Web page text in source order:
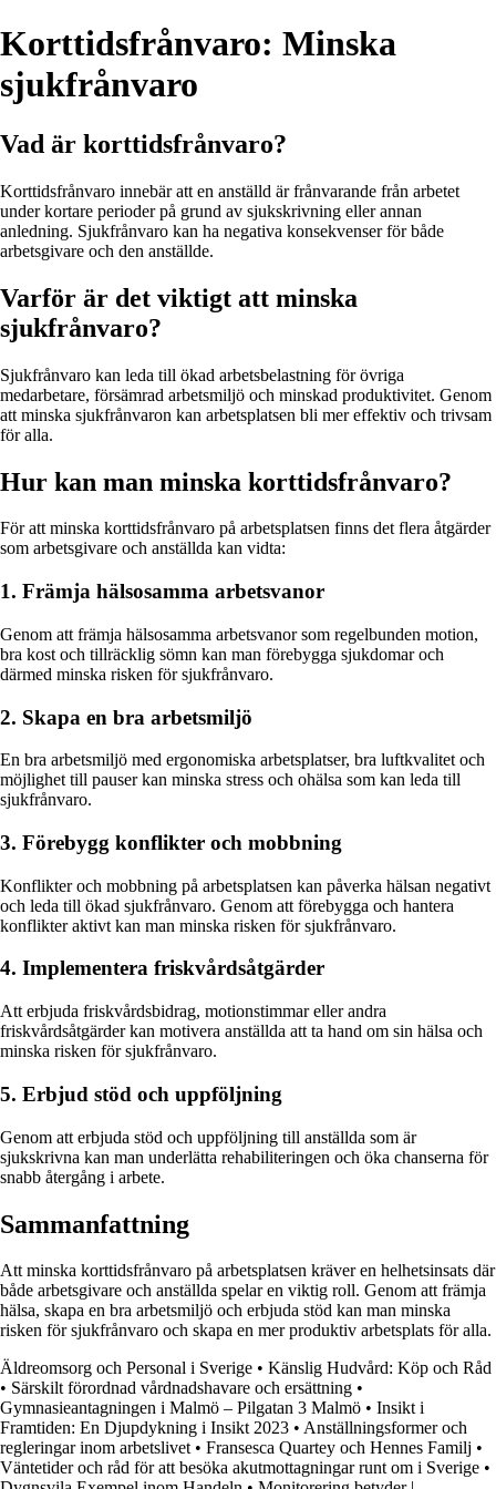
Korttidsfrånvaro: Minska
sjukfrånvaro
Vad är korttidsfrånvaro?
Korttidsfrånvaro innebär att en anställd är frånvarande från arbetet
under kortare perioder på grund av sjukskrivning eller annan
anledning. Sjukfrånvaro kan ha negativa konsekvenser för både
arbetsgivare och den anställde.
Varför är det viktigt att minska
sjukfrånvaro?
Sjukfrånvaro kan leda till ökad arbetsbelastning för övriga
medarbetare, försämrad arbetsmiljö och minskad produktivitet. Genom
att minska sjukfrånvaron kan arbetsplatsen bli mer effektiv och trivsam
för alla.
Hur kan man minska korttidsfrånvaro?
För att minska korttidsfrånvaro på arbetsplatsen finns det flera åtgärder
som arbetsgivare och anställda kan vidta:
1. Främja hälsosamma arbetsvanor
Genom att främja hälsosamma arbetsvanor som regelbunden motion,
bra kost och tillräcklig sömn kan man förebygga sjukdomar och
därmed minska risken för sjukfrånvaro.
2. Skapa en bra arbetsmiljö
En bra arbetsmiljö med ergonomiska arbetsplatser, bra luftkvalitet och
möjlighet till pauser kan minska stress och ohälsa som kan leda till
sjukfrånvaro.
3. Förebygg konflikter och mobbning
Konflikter och mobbning på arbetsplatsen kan påverka hälsan negativt
och leda till ökad sjukfrånvaro. Genom att förebygga och hantera
konflikter aktivt kan man minska risken för sjukfrånvaro.
4. Implementera friskvårdsåtgärder
Att erbjuda friskvårdsbidrag, motionstimmar eller andra
friskvårdsåtgärder kan motivera anställda att ta hand om sin hälsa och
minska risken för sjukfrånvaro.
5. Erbjud stöd och uppföljning
Genom att erbjuda stöd och uppföljning till anställda som är
sjukskrivna kan man underlätta rehabiliteringen och öka chanserna för
snabb återgång i arbete.
Sammanfattning
Att minska korttidsfrånvaro på arbetsplatsen kräver en helhetsinsats där
både arbetsgivare och anställda spelar en viktig roll. Genom att främja
hälsa, skapa en bra arbetsmiljö och erbjuda stöd kan man minska
risken för sjukfrånvaro och skapa en mer produktiv arbetsplats för alla.
Äldreomsorg och Personal i Sverige • Känslig Hudvård: Köp och Råd
• Särskilt förordnad vårdnadshavare och ersättning •
Gymnasieantagningen i Malmö – Pilgatan 3 Malmö • Insikt i
Framtiden: En Djupdykning i Insikt 2023 • Anställningsformer och
regleringar inom arbetslivet• Fransesca Quartey och Hennes Familj •
Väntetider och råd för att besöka akutmottagningar runt om i Sverige •